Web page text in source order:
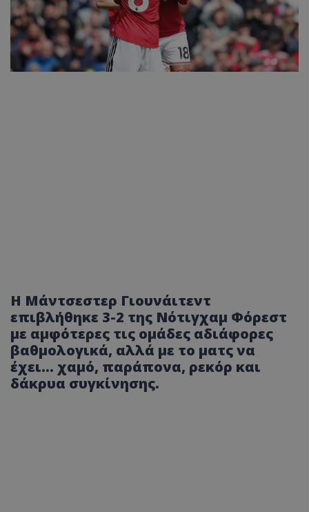
Η Μάντσεστερ Γιουνάιτεντ
επιβλήθηκε 3-2 της Νότιγχαμ Φόρεστ
με αμφότερες τις ομάδες αδιάφορες
βαθμολογικά, αλλά με το ματς να
έχει... χαμό, παράπονα, ρεκόρ και
δάκρυα συγκίνησης.